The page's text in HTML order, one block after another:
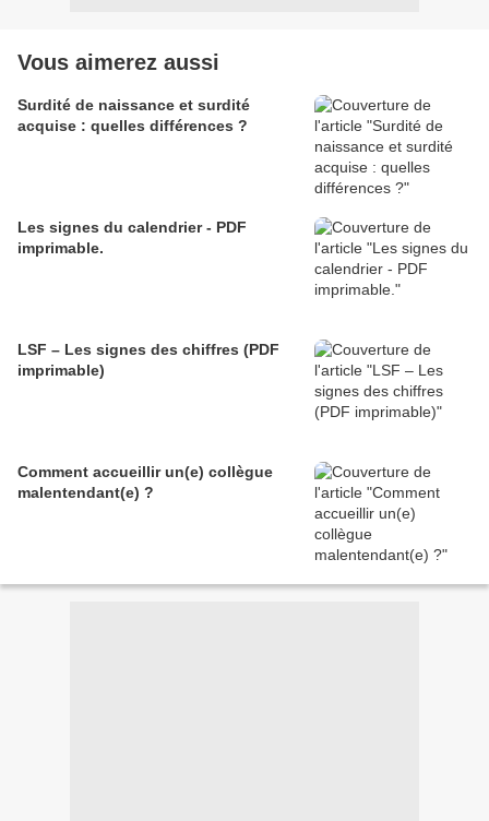
Vous aimerez aussi
Surdité de naissance et surdité
acquise : quelles différences ?
Les signes du calendrier - PDF
imprimable.
LSF – Les signes des chiffres (PDF
imprimable)
Comment accueillir un(e) collègue
malentendant(e) ?